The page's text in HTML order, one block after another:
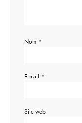
Nom *
E-mail *
Site web